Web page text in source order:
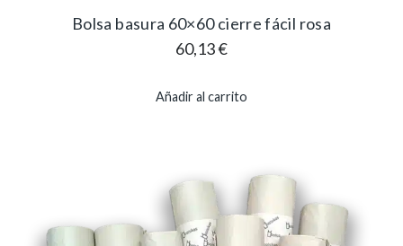
Bolsa basura 60×60 cierre fácil rosa
60,13€
Añadir al carrito